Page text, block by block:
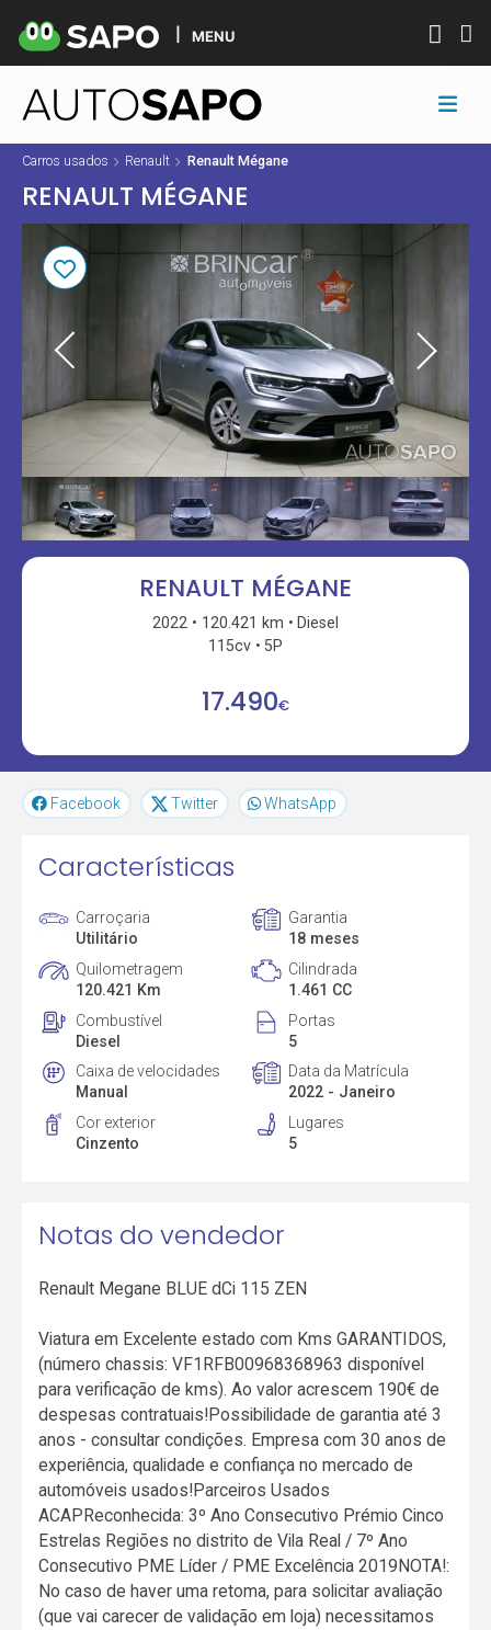
MENU
Carros usados Renault Renault Mégane
RENAULT MÉGANE
RENAULT MÉGANE
2022 120.421 km
Diesel
115cv
5P
17.490€
Facebook Twitter WhatsApp
Características
Carroçaria
Utilitário
Garantia
18 meses
Quilometragem
120.421 Km
Cilindrada
1.461 CC
Combustível
Diesel
Portas
5
Caixa de velocidades
Manual
Data da Matrícula
2022 - Janeiro
Cor exterior
Cinzento
Lugares
5
Notas do vendedor
Renault Megane BLUE dCi 115 ZEN
Viatura em Excelente estado com Kms GARANTIDOS,
(número chassis: VF1RFB00968368963 disponível
para verificação de kms). Ao valor acrescem 190€ de
despesas contratuais!Possibilidade de garantia até 3
anos - consultar condições. Empresa com 30 anos de
experiência, qualidade e confiança no mercado de
automóveis usados!Parceiros Usados
ACAPReconhecida: 3º Ano Consecutivo Prémio Cinco
Estrelas Regiões no distrito de Vila Real / 7º Ano
Consecutivo PME Líder / PME Excelência 2019NOTA!:
No caso de haver uma retoma, para solicitar avaliação
(que vai carecer de validação em loja) necessitamos